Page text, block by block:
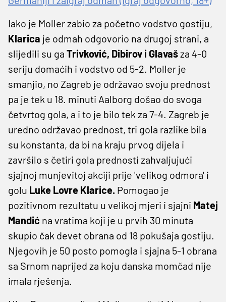
Iako je Moller zabio za početno vodstvo gostiju,
Klarica je odmah odgovorio na drugoj strani, a
slijedili su ga Trivković, Dibirov i Glavašza 4-0
seriju domaćih i vodstvo od 5-2. Moller je
smanjio, no Zagreb je održavao svoju prednost
pa je tek u 18. minuti Aalborg došao do svoga
četvrtog gola, a i to je bilo tek za 7-4. Zagreb je
uredno održavao prednost, tri gola razlike bila
su konstanta, da bi na kraju prvog dijela i
završilo s četiri gola prednosti zahvaljujući
sjajnoj munjevitoj akciji prije 'velikog odmora' i
golu Luke Lovre Klarice. Pomogao je
pozitivnom rezultatu u velikoj mjeri i sjajni Matej
Mandić na vratima koji je u prvih 30 minuta
skupio čak devet obrana od 18 pokušaja gostiju.
Njegovih je 50 posto pomogla i sjajna 5-1 obrana
sa Srnom naprijed za koju danska momčad nije
imala rješenja.